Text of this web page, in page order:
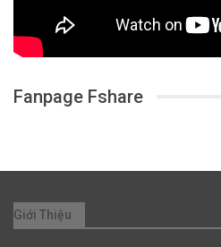
Fanpage Fshare
Giới Thiệu